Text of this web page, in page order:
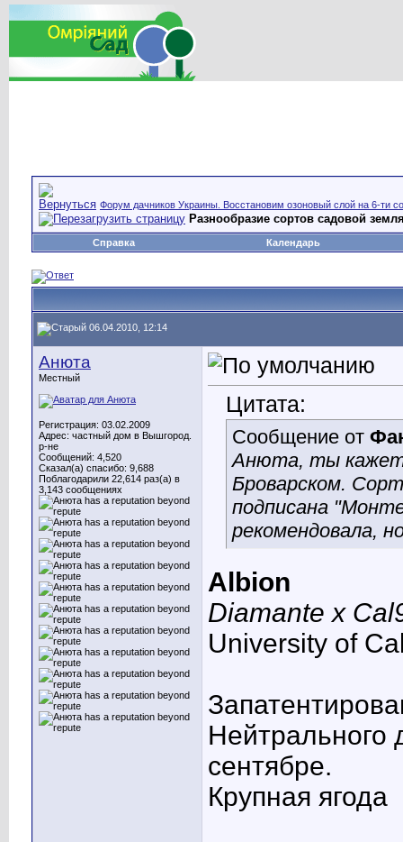
Форум дачников Украины. Восстановим озоновый слой на 6-ти
Разнообразие сортов садовой
Справка Календарь
06.04.2010, 12:14
Анюта
Местный
Регистрация: 03.02.2009
Адрес: частный дом в Вышгород.
р-не
Сообщений: 4,520
Сказал(а) спасибо: 9,688
Поблагодарили 22,614 раз(а) в
3,143 сообщениях
Цитата:
Сообщение от
Анюта, ты
Броварском.
подписана
рекомендовала,
Albion
Diamante x
University of
Нейтрального
сентябре.
Крупная ягода